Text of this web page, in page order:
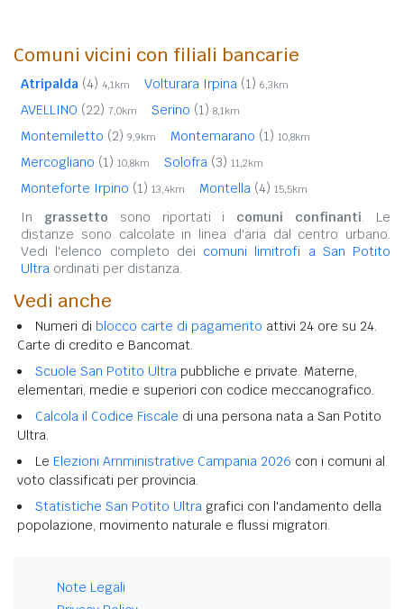
Comuni vicini con filiali bancarie
Atripalda (4) 4,1km Volturara Irpina (1) 6,3km
AVELLINO (22) 7,0km Serino (1) 8,1km
Montemiletto (2) 9,9km Montemarano (1) 10,8km
Mercogliano (1) 10,8km Solofra (3) 11,2km
Monteforte Irpino (1) 13,4km Montella (4) 15,5km
In grassetto sono riportati i comuni confinanti. Le
distanze sono calcolate in linea d'aria dal centro urbano.
Vedi l'elenco completo dei comuni limitrofi a San Potito
Ultra ordinati per distanza.
Vedi anche
Numeri di blocco carte di pagamento attivi 24 ore su 24.
Carte di credito e Bancomat.
Scuole San Potito Ultra pubbliche e private. Materne,
elementari, medie e superiori con codice meccanografico.
Calcola il Codice Fiscale di una persona nata a San Potito
Ultra.
Le Elezioni Amministrative Campania 2026 con i comuni al
voto classificati per provincia.
Statistiche San Potito Ultra grafici con l'andamento della
popolazione, movimento naturale e flussi migratori.
Note Legali